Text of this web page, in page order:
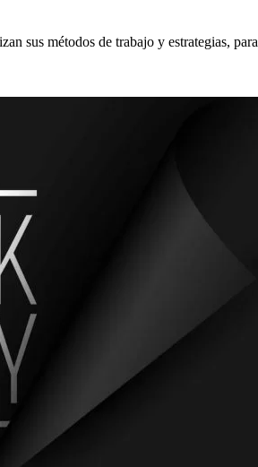
sus métodos de trabajo y estrategias,